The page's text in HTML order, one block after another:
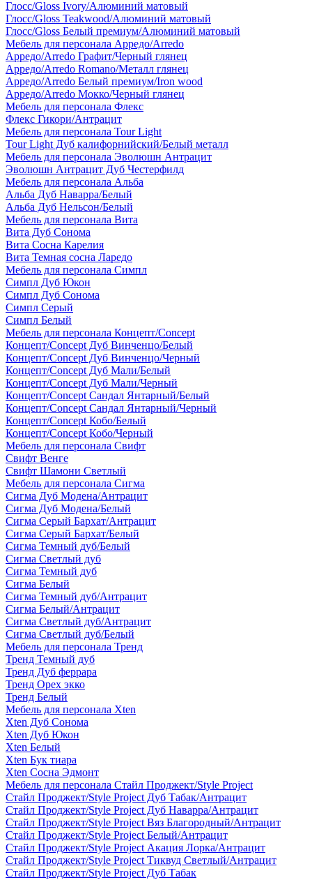
Глосс/Gloss Ivory/Алюминий матовый
Глосс/Gloss Teakwood/Алюминий матовый
Глосс/Gloss Белый премиум/Алюминий матовый
Мебель для персонала Арредо/Arredo
Арредо/Arredo Графит/Черный глянец
Арредо/Arredo Romano/Металл глянец
Арредо/Arredo Белый премиум/Iron wood
Арредо/Arredo Мокко/Черный глянец
Мебель для персонала Флекс
Флекс Гикори/Антрацит
Мебель для персонала Tour Light
Tour Light Дуб калифорнийский/Белый металл
Мебель для персонала Эволюшн Антрацит
Эволюшн Антрацит Дуб Честерфилд
Мебель для персонала Альба
Альба Дуб Наварра/Белый
Альба Дуб Нельсон/Белый
Мебель для персонала Вита
Вита Дуб Сонома
Вита Сосна Карелия
Вита Темная сосна Ларедо
Мебель для персонала Симпл
Симпл Дуб Юкон
Симпл Дуб Сонома
Симпл Серый
Симпл Белый
Мебель для персонала Концепт/Concept
Концепт/Concept Дуб Винченцо/Белый
Концепт/Concept Дуб Винченцо/Черный
Концепт/Concept Дуб Мали/Белый
Концепт/Concept Дуб Мали/Черный
Концепт/Concept Сандал Янтарный/Белый
Концепт/Concept Сандал Янтарный/Черный
Концепт/Concept Кобо/Белый
Концепт/Concept Кобо/Черный
Мебель для персонала Свифт
Свифт Венге
Свифт Шамони Светлый
Мебель для персонала Сигма
Сигма Дуб Модена/Антрацит
Сигма Дуб Модена/Белый
Сигма Серый Бархат/Антрацит
Сигма Серый Бархат/Белый
Сигма Темный дуб/Белый
Сигма Светлый дуб
Сигма Темный дуб
Сигма Белый
Сигма Темный дуб/Антрацит
Сигма Белый/Антрацит
Сигма Светлый дуб/Антрацит
Сигма Светлый дуб/Белый
Мебель для персонала Тренд
Тренд Темный дуб
Тренд Дуб феррара
Тренд Орех экко
Тренд Белый
Мебель для персонала Xten
Xten Дуб Сонома
Xten Дуб Юкон
Xten Белый
Xten Бук тиара
Xten Сосна Эдмонт
Мебель для персонала Стайл Проджект/Style Project
Стайл Проджект/Style Project Дуб Табак/Антрацит
Стайл Проджект/Style Project Дуб Наварра/Антрацит
Стайл Проджект/Style Project Вяз Благородный/Антрацит
Стайл Проджект/Style Project Белый/Антрацит
Стайл Проджект/Style Project Акация Лорка/Антрацит
Стайл Проджект/Style Project Тиквуд Светлый/Антрацит
Стайл Проджект/Style Project Дуб Табак